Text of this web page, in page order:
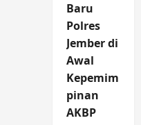
Baru
Polres
Jember di
Awal
Kepemim
pinan
AKBP